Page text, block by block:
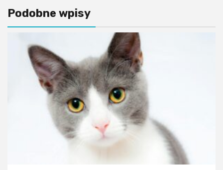
Podobne wpisy